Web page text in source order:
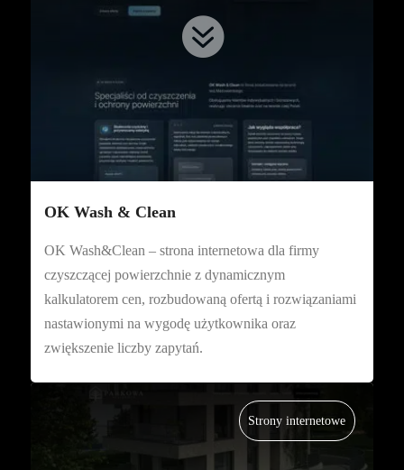

OK Wash & Clean
OK Wash&Clean – strona internetowa dla firmy
czyszczącej powierzchnie z dynamicznym
kalkulatorem cen, rozbudowaną ofertą i rozwiązaniami
nastawionymi na wygodę użytkownika oraz
zwiększenie liczby zapytań.
Strony internetowe